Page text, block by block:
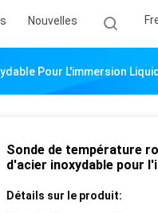
Nouvelles
Pour L'immersion
Sonde de température
d'acier inoxydable pour
Détails sur le produit: